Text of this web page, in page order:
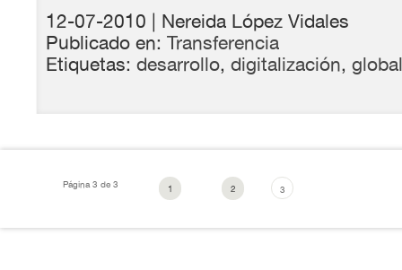
12-07-2010 | Nereida López Vidales
Publicado en: Transferencia
Etiquetas: desarrollo, digitalización,
Página 3 de 3 1 2 3